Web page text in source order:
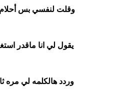
وقلت لنفسي بس أحلام
يقول لي انا ماقدر
وردد هالكلمه لي مره